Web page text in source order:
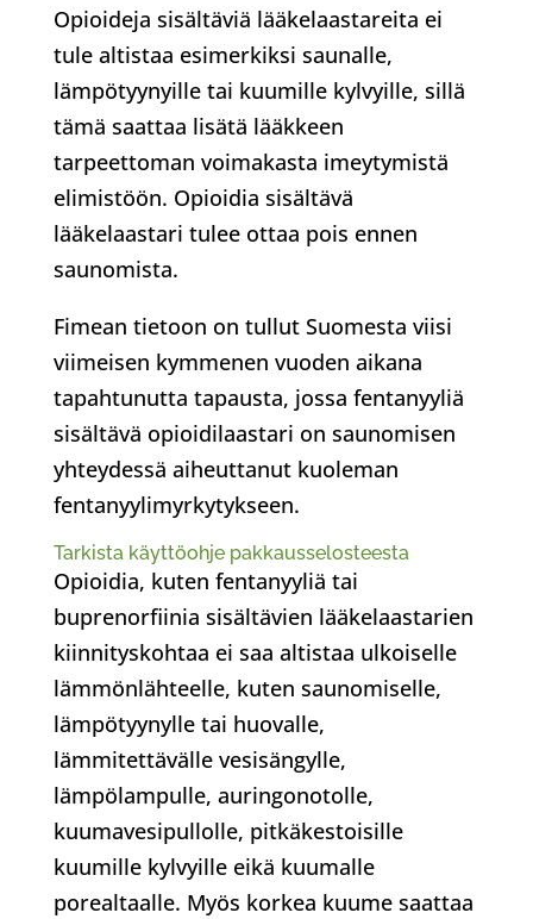
Opioideja sisältäviä lääkelaastareita ei
tule altistaa esimerkiksi saunalle,
lämpötyynyille tai kuumille kylvyille, sillä
tämä saattaa lisätä lääkkeen
tarpeettoman voimakasta imeytymistä
elimistöön. Opioidia sisältävä
lääkelaastari tulee ottaa pois ennen
saunomista.
Fimean tietoon on tullut Suomesta viisi
viimeisen kymmenen vuoden aikana
tapahtunutta tapausta, jossa fentanyyliä
sisältävä opioidilaastari on saunomisen
yhteydessä aiheuttanut kuoleman
fentanyylimyrkytykseen.
Tarkista käyttöohje pakkausselosteesta
Opioidia, kuten fentanyyliä tai
buprenorfiinia sisältävien lääkelaastarien
kiinnityskohtaa ei saa altistaa ulkoiselle
lämmönlähteelle, kuten saunomiselle,
lämpötyynylle tai huovalle,
lämmitettävälle vesisängylle,
lämpölampulle, auringonotolle,
kuumavesipullolle, pitkäkestoisille
kuumille kylvyille eikä kuumalle
porealtaalle. Myös korkea kuume saattaa